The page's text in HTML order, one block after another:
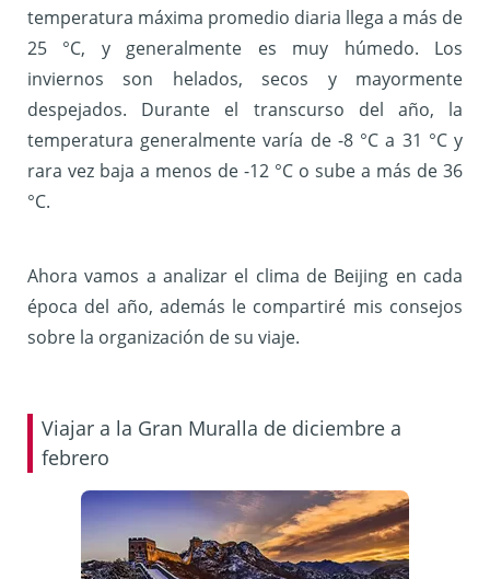
temperatura máxima promedio diaria llega a más de
25 °C, y generalmente es muy húmedo. Los
inviernos son helados, secos y mayormente
despejados. Durante el transcurso del año, la
temperatura generalmente varía de -8 °C a 31 °C y
rara vez baja a menos de -12 °C o sube a más de 36
°C.
Ahora vamos a analizar el clima de Beijing en cada
época del año, además le compartiré mis consejos
sobre la organización de su viaje.
Viajar a la Gran Muralla de diciembre a
febrero